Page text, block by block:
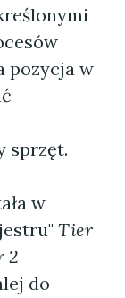
pozycja w
sprzęt.
w
Tier
2
do